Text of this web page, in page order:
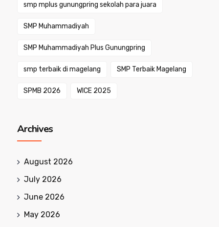
smp mplus gunungpring sekolah para juara
SMP Muhammadiyah
SMP Muhammadiyah Plus Gunungpring
smp terbaik di magelang SMP Terbaik Magelang
SPMB 2026 WICE 2025
Archives
August 2026
July 2026
June 2026
May 2026